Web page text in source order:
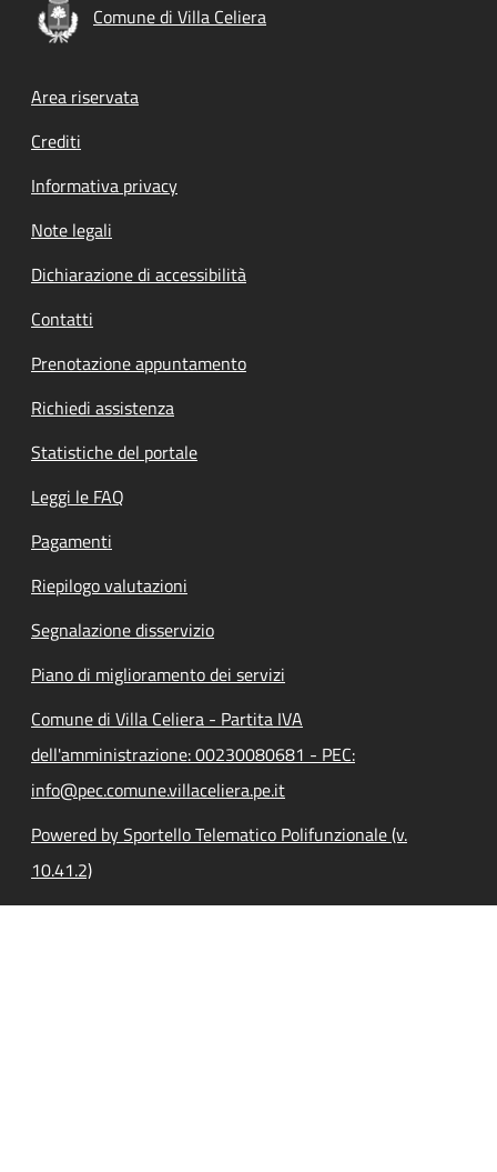
Comune di Villa Celiera
Footer menu
Area riservata
Crediti
Informativa privacy
Note legali
Dichiarazione di accessibilità
Contatti
Prenotazione appuntamento
Richiedi assistenza
Statistiche del portale
Leggi le FAQ
Pagamenti
Riepilogo valutazioni
Segnalazione disservizio
Piano di miglioramento dei servizi
Comune di Villa Celiera - Partita IVA
dell'amministrazione: 00230080681 - PEC:
info@pec.comune.villaceliera.pe.it
Powered by Sportello Telematico Polifunzionale (v.
10.41.2)